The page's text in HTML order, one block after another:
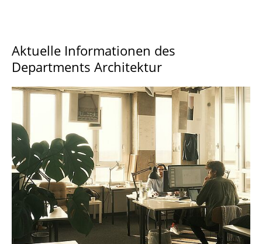
Aktuelle Informationen des
Departments Architektur